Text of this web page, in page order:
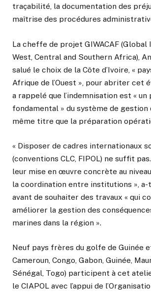
traçabilité, la documentation des
maîtrise des procédures
La cheffe de projet GIWACAF
West, Central and Southern Africa),
salué le choix de la Côte d’Ivoire, «
Afrique de l’Ouest », pour abriter cet
a rappelé que l’indemnisation est «
fondamental » du système de gestion
même titre que la préparation
« Disposer de cadres internationaux
(conventions CLC, FIPOL) ne suffit
leur mise en œuvre concrète au
la coordination entre institutions », a-
avant de souhaiter des travaux « qui
améliorer la gestion des
marines dans la région ».
Neuf pays frères du golfe de Guinée
Cameroun, Congo, Gabon, Guinée,
Sénégal, Togo) participent à cet
le CIAPOL avec l’appui de